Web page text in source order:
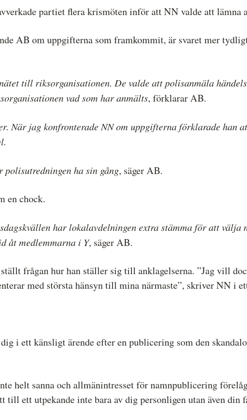
partiet flera krismöten inför att NN valde att lämna
AB om uppgifterna som framkommit, är svaret mer
till riksorganisationen. De valde att polisanmäla
vad som har anmälts, förklarar AB.
När jag konfronterade NN om uppgifterna förklarade han
ha sin gång, säger AB.
en chock.
har lokalavdelningen extra stämma för att välja
åt medlemmarna i Y, säger AB.
frågan hur han ställer sig till anklagelserna. ”Jag vill
med största hänsyn till mina närmaste”, skriver NN i
i ett känsligt ärende efter en publicering som den
helt sanna och allmänintresset för namnpublicering
ett utpekande inte bara av dig personligen utan även din